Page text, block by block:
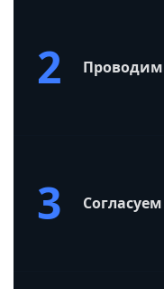
2 Проводим
3